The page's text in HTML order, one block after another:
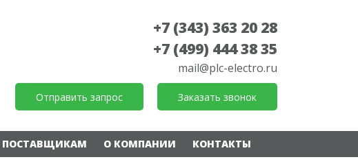
+7 (343) 363 20 28
+7 (499) 444 38 35
mail@plc-electro.ru
Отправить запрос Заказать звонок
ПОСТАВЩИКАМ О КОМПАНИИ КОНТАКТЫ